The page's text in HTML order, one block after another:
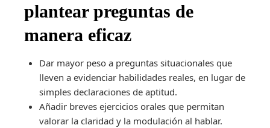
plantear preguntas de
manera eficaz
Dar mayor peso a preguntas situacionales que
lleven a evidenciar habilidades reales, en lugar de
simples declaraciones de aptitud.
Añadir breves ejercicios orales que permitan
valorar la claridad y la modulación al hablar.